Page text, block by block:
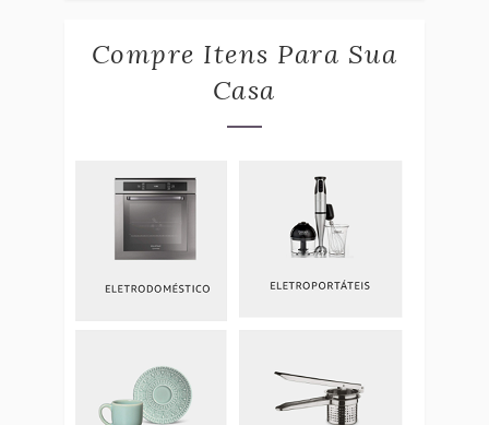
Compre Itens Para Sua
Casa